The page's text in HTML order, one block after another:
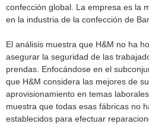
confección global. La empresa es la
en la industria de la confección de
El análisis muestra que H&M no ha
asegurar la seguridad de las
prendas. Enfocándose en el
que H&M considera las mejores de
aprovisionamiento en temas
muestra que todas esas fábricas no
establecidos para efectuar